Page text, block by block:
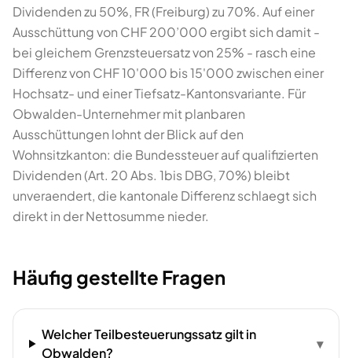
Dividenden zu 50%, FR (Freiburg) zu 70%. Auf einer
Ausschüttung von CHF 200’000 ergibt sich damit -
bei gleichem Grenzsteuersatz von 25% - rasch eine
Differenz von CHF 10'000 bis 15'000 zwischen einer
Hochsatz- und einer Tiefsatz-Kantonsvariante. Für
Obwalden-Unternehmer mit planbaren
Ausschüttungen lohnt der Blick auf den
Wohnsitzkanton: die Bundessteuer auf qualifizierten
Dividenden (Art. 20 Abs. 1bis DBG, 70%) bleibt
unveraendert, die kantonale Differenz schlaegt sich
direkt in der Nettosumme nieder.
Häufig gestellte Fragen
Welcher Teilbesteuerungssatz gilt in
Obwalden?
▾